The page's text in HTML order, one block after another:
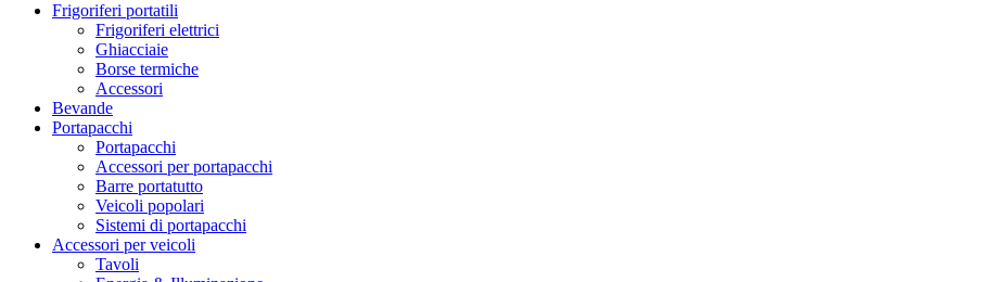
Frigoriferi portatili
Frigoriferi elettrici
Ghiacciaie
Borse termiche
Accessori
Bevande
Portapacchi
Portapacchi
Accessori per portapacchi
Barre portatutto
Veicoli popolari
Sistemi di portapacchi
Accessori per veicoli
Tavoli